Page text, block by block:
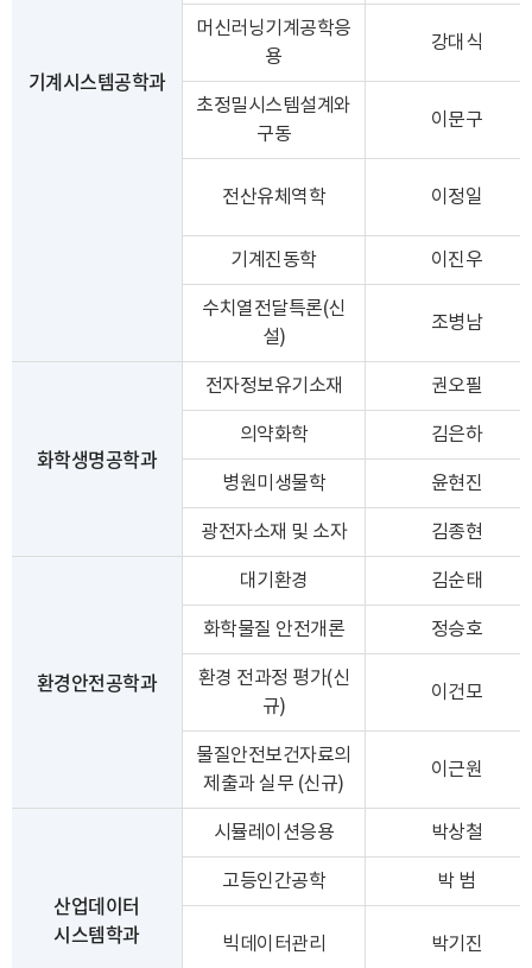
기계시스템공학과
머신러닝기계공학응
용
강대식
초정밀시스템설계와
구동
이문구
전산유체역학 이정일
기계진동학 이진우
수치열전달특론(신
설)
조병남
화학생명공학과
전자정보유기소재 권오필
의약화학 김은하
병원미생물학 윤현진
광전자소재 및 소자 김종현
환경안전공학과
대기환경 김순태
화학물질 안전개론 정승호
환경 전과정 평가(신
규)
이건모
물질안전보건자료의
제출과 실무 (신규)
이근원
산업데이터
시스템학과
시뮬레이션응용 박상철
고등인간공학 박 범
빅데이터관리 박기진